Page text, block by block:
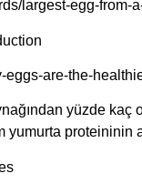
largest-egg-from-
are-the-
yüzde kaç
proteininin